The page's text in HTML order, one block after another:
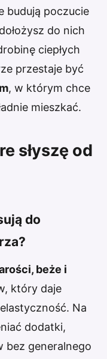
budują poczucie
do nich
ciepłych
przestaje być
, w którym chce
mieszkać.
słyszę od
do
beże i
który daje
Na
dodatki,
bez generalnego